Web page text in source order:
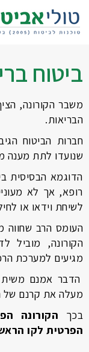
ביטוח
משבר הקורונה,
הבריאות.
חברות הביטוח
שנועדו לתת מענה
הדוגמא הבסיסית
רופא, אך לא
לשיחת וידאו או
העומס הרב שחווה
הקורונה, מוביל
מגיעים למערכת
הדבר אמנם משית
מעלה את קרנם של
בכך הקורונה
הפרטית לקו